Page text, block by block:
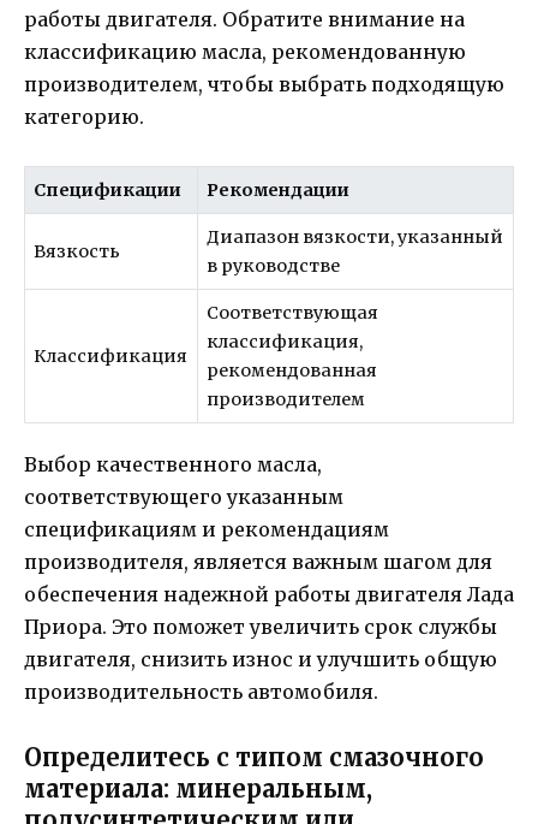
работы двигателя. Обратите внимание на
классификацию масла, рекомендованную
производителем, чтобы выбрать подходящую
категорию.
Спецификации Рекомендации
Вязкость
Диапазон вязкости, указанный
в руководстве
Классификация
Соответствующая
классификация,
рекомендованная
производителем
Выбор качественного масла,
соответствующего указанным
спецификациям и рекомендациям
производителя, является важным шагом для
обеспечения надежной работы двигателя Лада
Приора. Это поможет увеличить срок службы
двигателя, снизить износ и улучшить общую
производительность автомобиля.
Определитесь с типом смазочного
материала: минеральным,